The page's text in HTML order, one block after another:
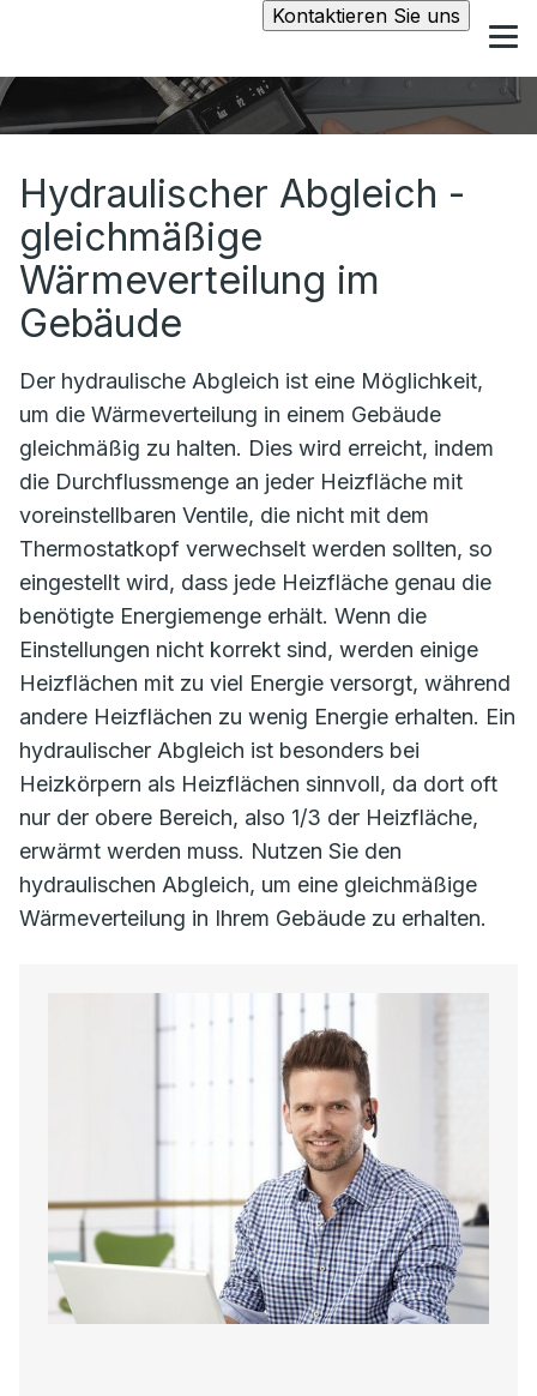
Kontaktieren Sie uns
Hydraulischer Abgleich -
gleichmäßige
Wärmeverteilung im
Gebäude
Der hydraulische Abgleich ist eine Möglichkeit,
um die Wärmeverteilung in einem Gebäude
gleichmäßig zu halten. Dies wird erreicht, indem
die Durchflussmenge an jeder Heizfläche mit
voreinstellbaren Ventile, die nicht mit dem
Thermostatkopf verwechselt werden sollten, so
eingestellt wird, dass jede Heizfläche genau die
benötigte Energiemenge erhält. Wenn die
Einstellungen nicht korrekt sind, werden einige
Heizflächen mit zu viel Energie versorgt, während
andere Heizflächen zu wenig Energie erhalten. Ein
hydraulischer Abgleich ist besonders bei
Heizkörpern als Heizflächen sinnvoll, da dort oft
nur der obere Bereich, also 1/3 der Heizfläche,
erwärmt werden muss. Nutzen Sie den
hydraulischen Abgleich, um eine gleichmäßige
Wärmeverteilung in Ihrem Gebäude zu erhalten.